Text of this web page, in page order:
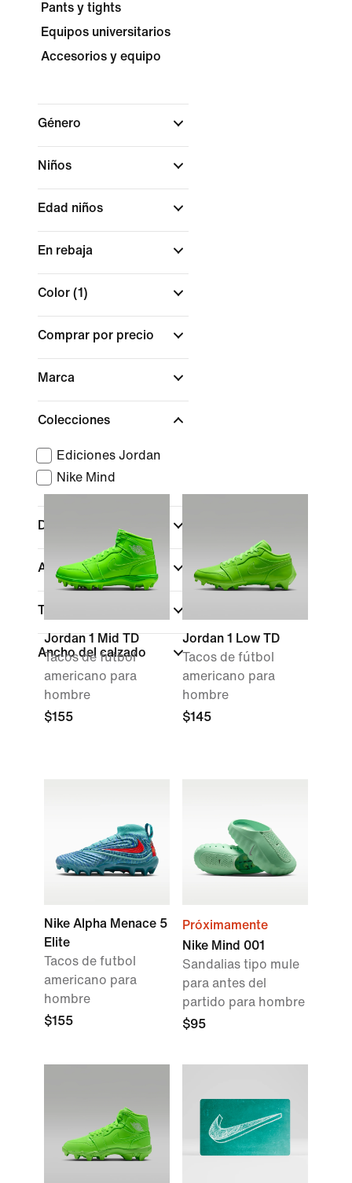
Pants y tights
Equipos universitarios
Accesorios y equipo
Género
Niños
Edad niños
En rebaja
Color (1)
Comprar por precio
Marca
Colecciones
Ediciones Jordan
Nike Mind
Deportes
Altura del calzado
Tipo de cierre
Ancho del calzado
Jordan 1 Mid TD
Tacos de fútbol
americano para
hombre
$155
Jordan 1 Low TD
Tacos de fútbol
americano para
hombre
$145
Nike Alpha Menace 5
Elite
Tacos de futbol
americano para
hombre
$155
Próximamente
Nike Mind 001
Sandalias tipo mule
para antes del
partido para hombre
$95